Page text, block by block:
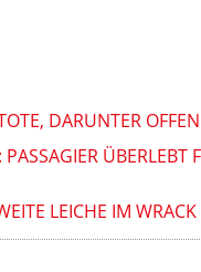
DARUNTER
LEICHE IM